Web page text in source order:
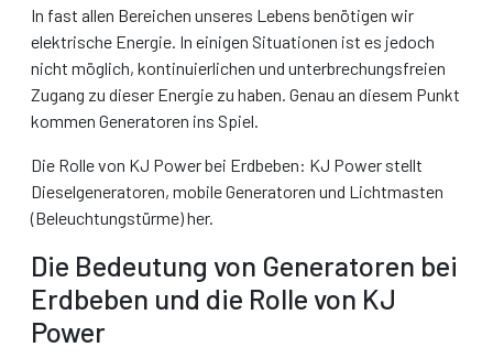
In fast allen Bereichen unseres Lebens benötigen wir
elektrische Energie. In einigen Situationen ist es jedoch
nicht möglich, kontinuierlichen und unterbrechungsfreien
Zugang zu dieser Energie zu haben. Genau an diesem Punkt
kommen Generatoren ins Spiel.
Die Rolle von KJ Power bei Erdbeben: KJ Power stellt
Dieselgeneratoren, mobile Generatoren und Lichtmasten
(Beleuchtungstürme) her.
Die Bedeutung von Generatoren bei
Erdbeben und die Rolle von KJ
Power